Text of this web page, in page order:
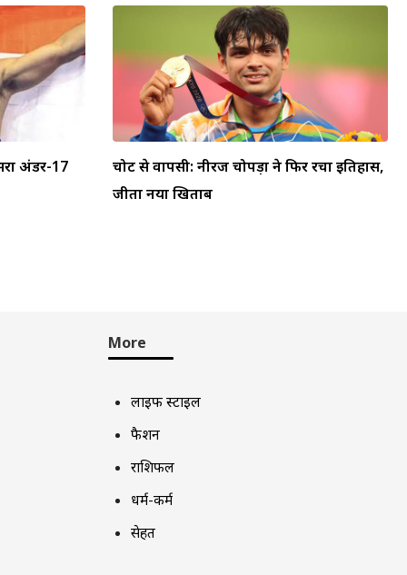
अंडर-17
चोट से वापसी: नीरज चोपड़ा ने फिर रचा इतिहास,
जीता नया खिताब
More
लाइफ स्टाइल
फैशन
राशिफल
धर्म-कर्म
सेहत